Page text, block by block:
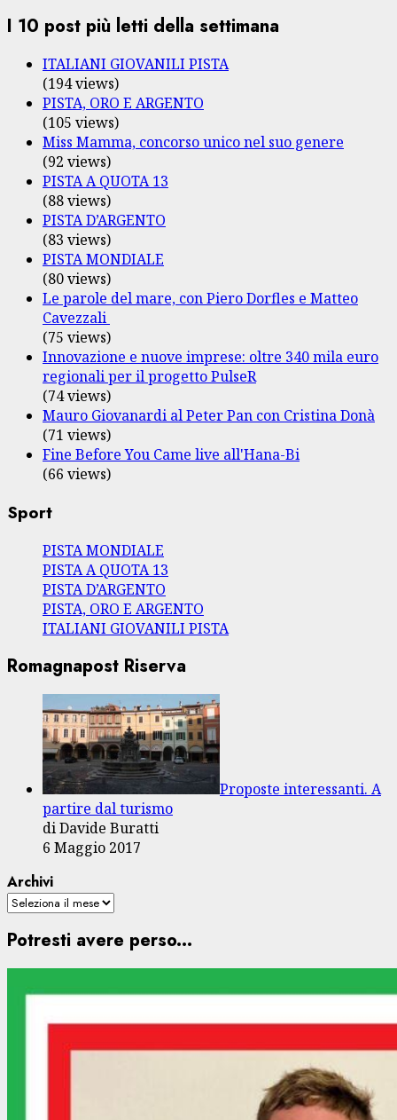
I 10 post più letti della settimana
ITALIANI GIOVANILI PISTA
(194 views)
PISTA, ORO E ARGENTO
(105 views)
Miss Mamma, concorso unico nel suo genere
(92 views)
PISTA A QUOTA 13
(88 views)
PISTA D’ARGENTO
(83 views)
PISTA MONDIALE
(80 views)
Le parole del mare, con Piero Dorfles e Matteo
Cavezzali
(75 views)
Innovazione e nuove imprese: oltre 340 mila euro
regionali per il progetto PulseR
(74 views)
Mauro Giovanardi al Peter Pan con Cristina Donà
(71 views)
Fine Before You Came live all'Hana-Bi
(66 views)
Sport
PISTA MONDIALE
PISTA A QUOTA 13
PISTA D’ARGENTO
PISTA, ORO E ARGENTO
ITALIANI GIOVANILI PISTA
Romagnapost Riserva
Proposte interessanti. A
partire dal turismo
di Davide Buratti
6 Maggio 2017
Archivi
Potresti avere perso...